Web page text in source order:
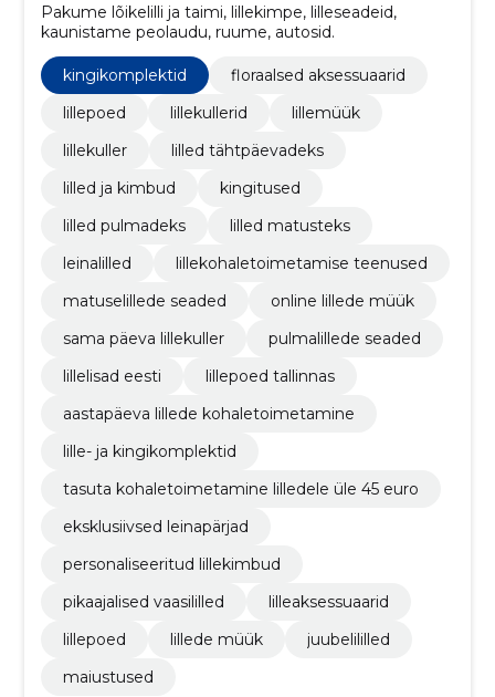
Pakume lõikelilli ja taimi, lillekimpe, lilleseadeid,
kaunistame peolaudu, ruume, autosid.
kingikomplektid
floraalsed aksessuaarid
lillepoed
lillekullerid
lillemüük
lillekuller
lilled tähtpäevadeks
lilled ja kimbud
kingitused
lilled pulmadeks
lilled matusteks
leinalilled
lillekohaletoimetamise teenused
matuselillede seaded
online lillede müük
sama päeva lillekuller
pulmalillede seaded
lillelisad eesti
lillepoed tallinnas
aastapäeva lillede kohaletoimetamine
lille- ja kingikomplektid
tasuta kohaletoimetamine lilledele üle 45 euro
eksklusiivsed leinapärjad
personaliseeritud lillekimbud
pikaajalised vaasililled
lilleaksessuaarid
lillepoed
lillede müük
juubelililled
maiustused